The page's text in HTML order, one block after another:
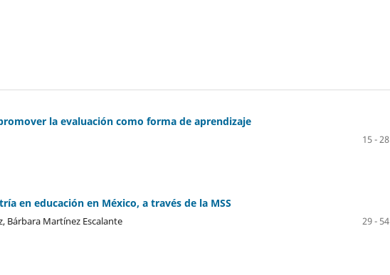
la evaluación como forma de aprendizaje
15 - 28
en educación en México, a través de la MSS
Bárbara Martínez Escalante
29 - 54